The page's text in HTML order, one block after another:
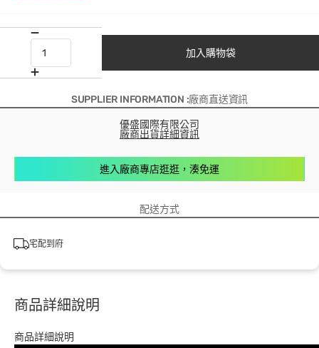
加入購物袋
SUPPLIER INFORMATION :廠商直送資訊
優盛國際有限公司
廠商出貨詳細資訊
進入廠商專店逛逛，湊免運
配送方式
宅配到府
商品詳細說明
商品詳細說明